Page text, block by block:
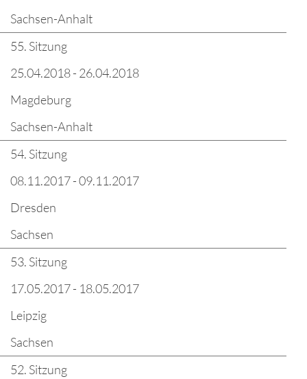
Sachsen-Anhalt
55. Sitzung
25.04.2018 - 26.04.2018
Magdeburg
Sachsen-Anhalt
54. Sitzung
08.11.2017 - 09.11.2017
Dresden
Sachsen
53. Sitzung
17.05.2017 - 18.05.2017
Leipzig
Sachsen
52. Sitzung